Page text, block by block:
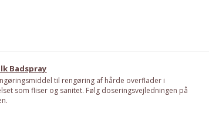
Badspray
til rengøring af hårde overflader i
som fliser og sanitet. Følg doseringsvejledningen på